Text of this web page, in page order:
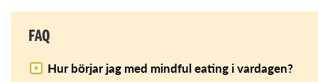
FAQ
Hur börjar jag med mindful eating i vardagen?